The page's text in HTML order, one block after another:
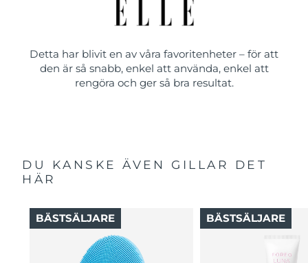
Detta har blivit en av våra favoritenheter – för att
den är så snabb, enkel att använda, enkel att
rengöra och ger så bra resultat.
DU KANSKE ÄVEN GILLAR DET
HÄR
BÄSTSÄLJARE BÄSTSÄLJARE